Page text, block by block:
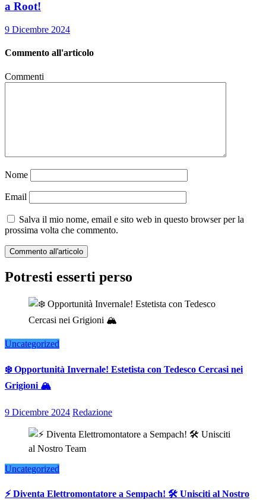
a Root!
9 Dicembre 2024
Commento all'articolo
Commenti
Nome
Email
Salva il mio nome, email e sito web in questo browser per la
prossima volta che commento.
Potresti esserti perso
Uncategorized
❄️ Opportunità Invernale! Estetista con Tedesco Cercasi nei
Grigioni 🏔️
9 Dicembre 2024 Redazione
Uncategorized
⚡ Diventa Elettromontatore a Sempach! 🛠️ Unisciti al Nostro